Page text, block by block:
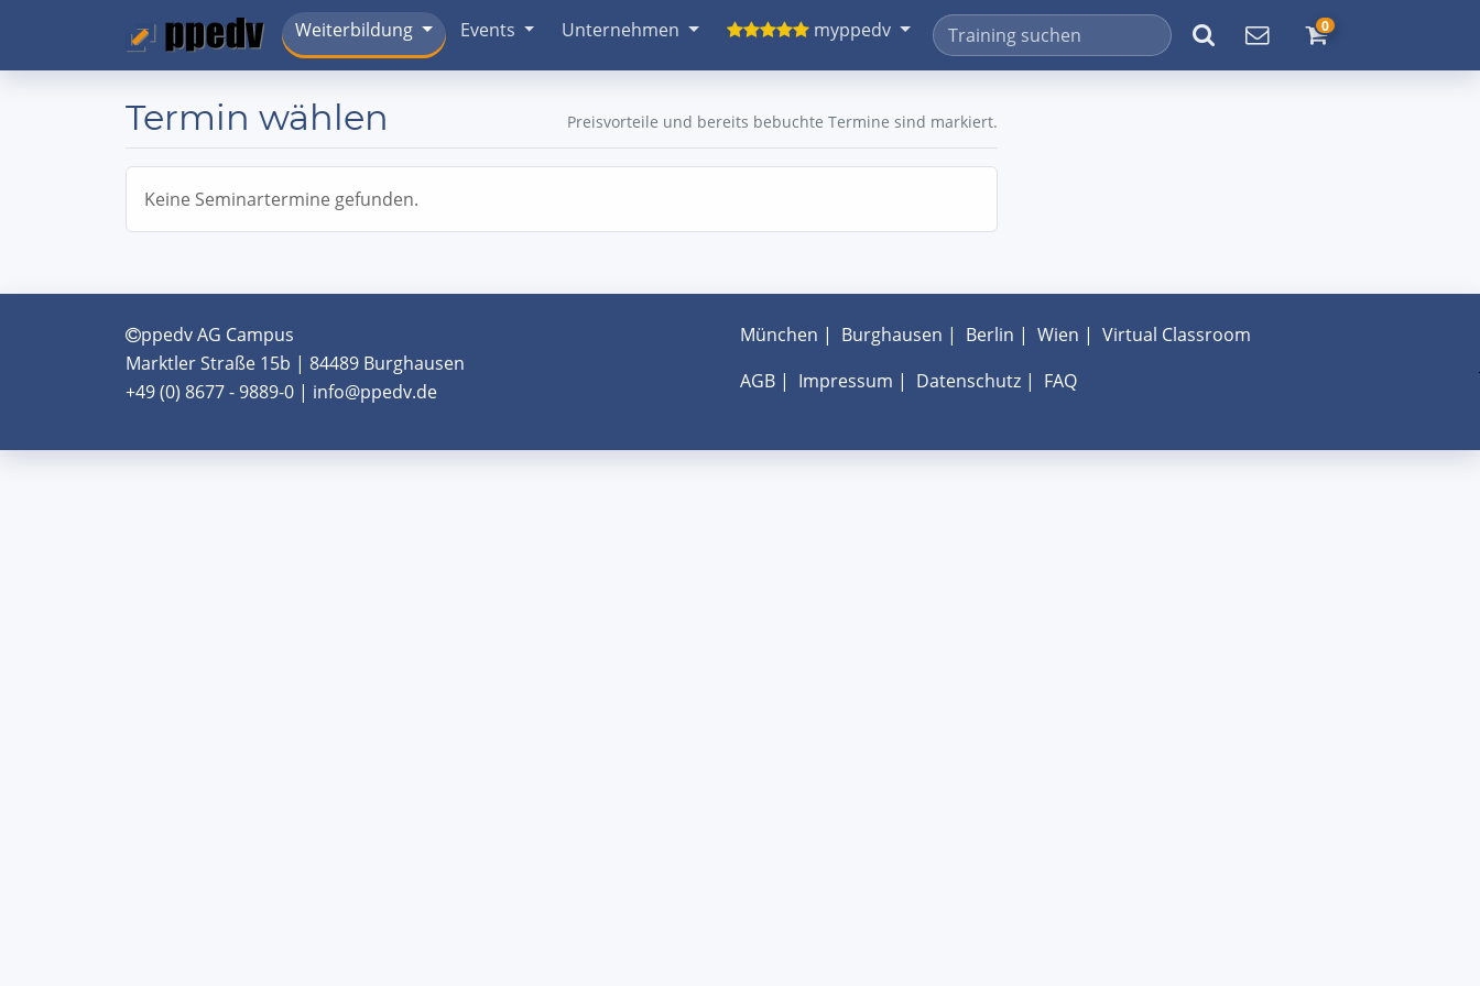
Weiterbildung Events Unternehmen myppedv 0
Termin wählen Preisvorteile und bereits bebuchte Termine sind markiert.
Keine Seminartermine gefunden.
ppedv AG Campus
Marktler Straße 15b | 84489 Burghausen
+49 (0) 8677 - 9889-0 | info@ppedv.de
München | Burghausen | Berlin | Wien | Virtual Classroom
AGB| Impressum | Datenschutz| FAQ